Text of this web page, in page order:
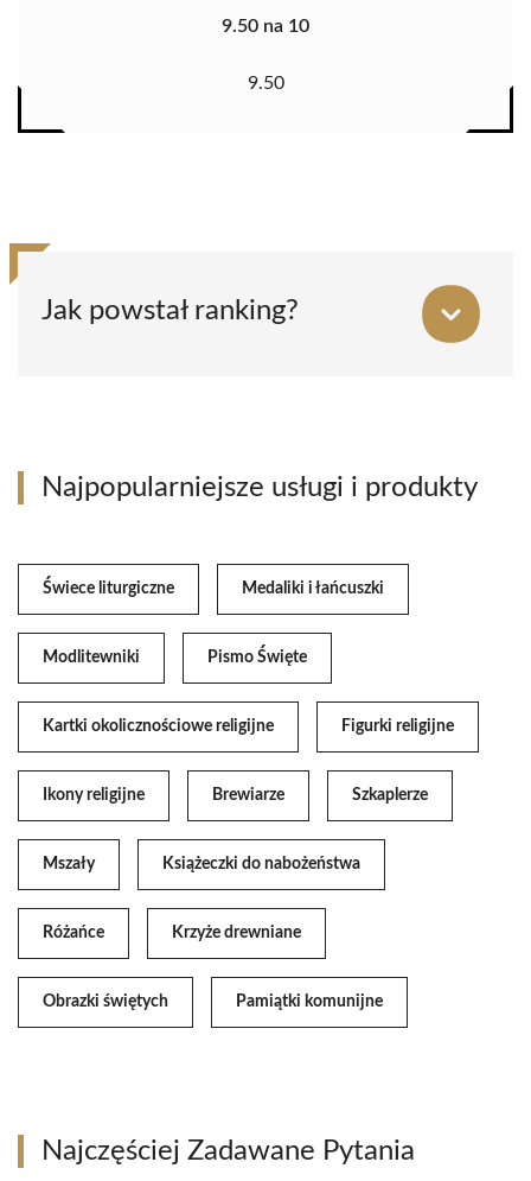
9.50 na 10
9.50
Jak powstał ranking?
Najpopularniejsze usługi i produkty
Świece liturgiczne Medaliki i łańcuszki
Modlitewniki Pismo Święte
Kartki okolicznościowe religijne Figurki religijne
Ikony religijne Brewiarze Szkaplerze
Mszały Książeczki do nabożeństwa
Różańce Krzyże drewniane
Obrazki świętych Pamiątki komunijne
Najczęściej Zadawane Pytania